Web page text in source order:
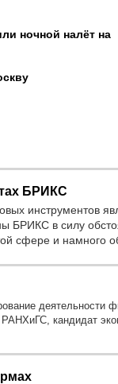
ночной налёт на
БРИКС
инструментов
БРИКС в силу
сфере и намного
деятельности
кандидат